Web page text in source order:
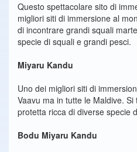
Questo spettacolare sito di
migliori siti di immersione al
di incontrare grandi squali
specie di squali e grandi pesci.
Miyaru Kandu
Uno dei migliori siti di
Vaavu ma in tutte le Maldive.
protetta ricca di diverse specie
Bodu Miyaru Kandu